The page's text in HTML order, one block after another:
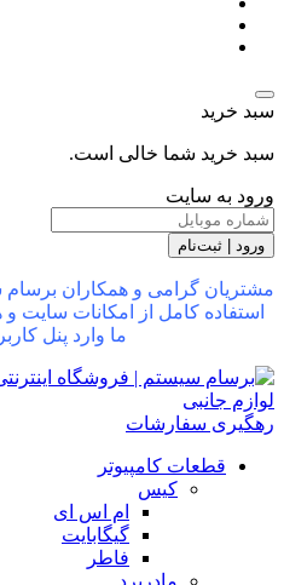
سبد خرید
سبد خرید شما خالی است.
ورود به سایت
ورود | ثبت‌نام
مشتریان گرامی و همکاران برسام
استفاده کامل از امکانات سایت
ما وارد پنل
رهگیری سفارشات
قطعات کامپیوتر
کیس
ام اس ای
گیگابایت
فاطر
مادربرد